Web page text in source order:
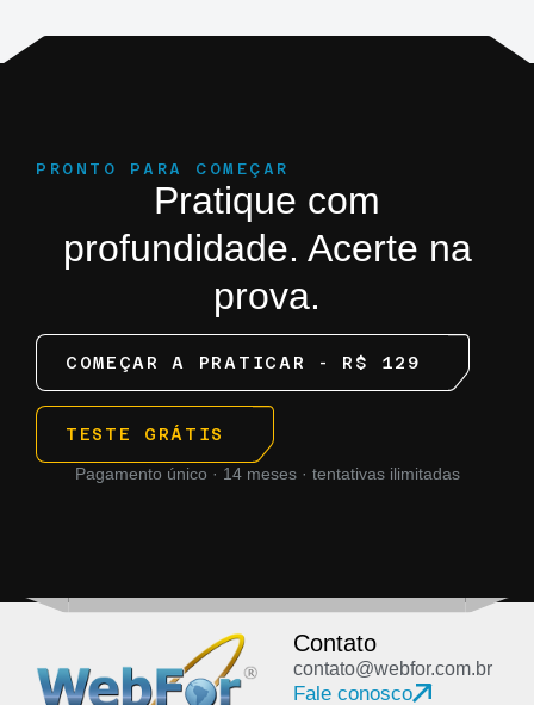
PRONTO PARA COMEÇAR
Pratique com
profundidade. Acerte na
prova.
COMEÇAR A PRATICAR - R$ 129
TESTE GRÁTIS
Pagamento único · 14 meses · tentativas ilimitadas
Contato
contato@webfor.com.br
Fale conosco